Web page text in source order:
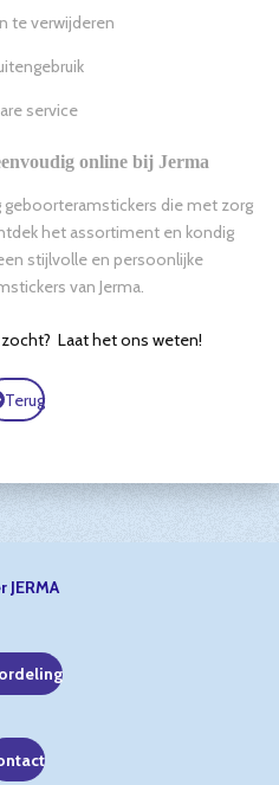
te verwijderen
service
online bij Jerma
geboorteramstickers die met zorg
het assortiment en kondig
stijlvolle en persoonlijke
van Jerma.
Laat het ons weten!
Terug
JERMA